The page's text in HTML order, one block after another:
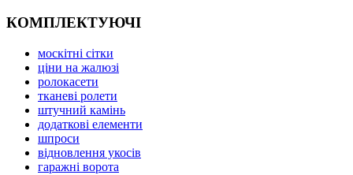
КОМПЛЕКТУЮЧІ
москітні сітки
ціни на жалюзі
ролокасети
тканеві ролети
штучний камінь
додаткові елементи
шпроси
відновлення укосів
гаражні ворота